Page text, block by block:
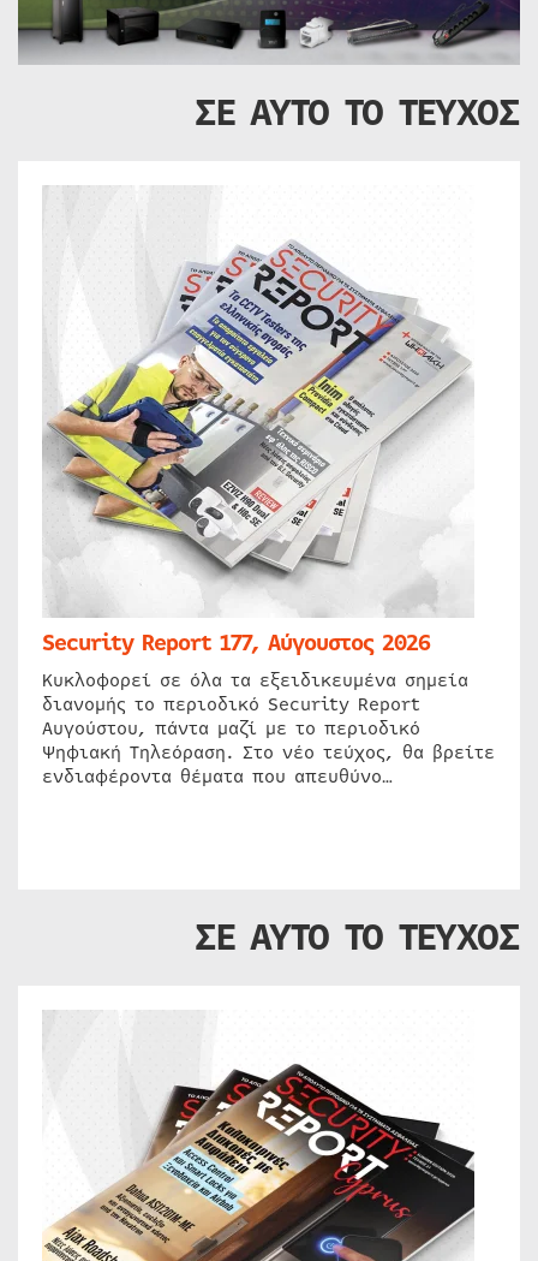
ΣΕ ΑΥΤΟ ΤΟ ΤΕΥΧΟΣ
Security Report 177, Αύγουστος 2026
Κυκλοφορεί σε όλα τα εξειδικευμένα σημεία
διανομής το περιοδικό Security Report
Αυγούστου, πάντα μαζί με το περιοδικό
Ψηφιακή Τηλεόραση. Στο νέο τεύχος, θα βρείτε
ενδιαφέροντα θέματα που απευθύνο…
ΣΕ ΑΥΤΟ ΤΟ ΤΕΥΧΟΣ